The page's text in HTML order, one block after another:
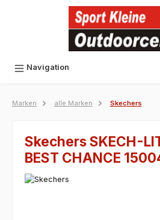
Navigation
Marken alle Marken Skechers
Skechers SKECH-
BEST CHANCE